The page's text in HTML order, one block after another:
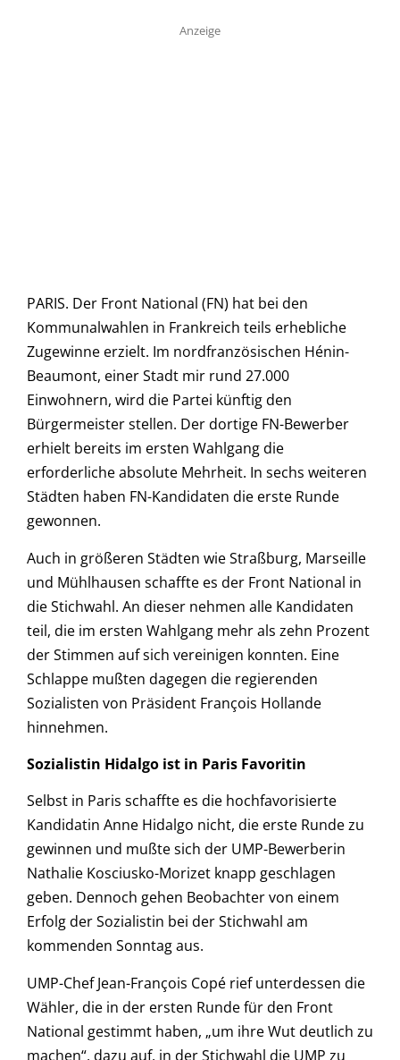
Anzeige
PARIS. Der Front National (FN) hat bei den
Kommunalwahlen in Frankreich teils erhebliche
Zugewinne erzielt. Im nordfranzösischen Hénin-
Beaumont, einer Stadt mir rund 27.000
Einwohnern, wird die Partei künftig den
Bürgermeister stellen. Der dortige FN-Bewerber
erhielt bereits im ersten Wahlgang die
erforderliche absolute Mehrheit. In sechs weiteren
Städten haben FN-Kandidaten die erste Runde
gewonnen.
Auch in größeren Städten wie Straßburg, Marseille
und Mühlhausen schaffte es der Front National in
die Stichwahl. An dieser nehmen alle Kandidaten
teil, die im ersten Wahlgang mehr als zehn Prozent
der Stimmen auf sich vereinigen konnten. Eine
Schlappe mußten dagegen die regierenden
Sozialisten von Präsident François Hollande
hinnehmen.
Sozialistin Hidalgo ist in Paris Favoritin
Selbst in Paris schaffte es die hochfavorisierte
Kandidatin Anne Hidalgo nicht, die erste Runde zu
gewinnen und mußte sich der UMP-Bewerberin
Nathalie Kosciusko-Morizet knapp geschlagen
geben. Dennoch gehen Beobachter von einem
Erfolg der Sozialistin bei der Stichwahl am
kommenden Sonntag aus.
UMP-Chef Jean-François Copé rief unterdessen die
Wähler, die in der ersten Runde für den Front
National gestimmt haben, „um ihre Wut deutlich zu
machen“, dazu auf, in der Stichwahl die UMP zu